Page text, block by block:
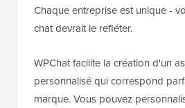
Chaque entreprise est unique -
chat devrait le refléter.
WPChat facilite la création d'un
personnalisé qui correspond
marque. Vous pouvez